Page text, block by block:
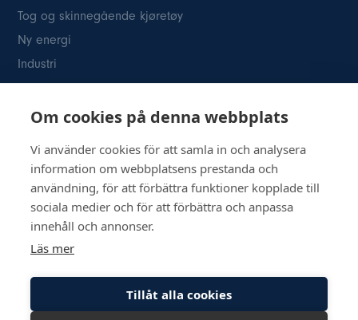
Tog og skinnegående kjøretøy
Ny energi
Industri
Kontakt oss
Österögatan 2 SE-164 40 Kista08-514 84400info@inkom.se
Org.nr: 556111-8505
© Copyright 2026 Inkom, Industrikomponenter AB
Retningslinjer for personvern
Retningslinjer for informasjonskapsler
Om cookies på denna webbplats
Vi använder cookies för att samla in och analysera
information om webbplatsens prestanda och
användning, för att förbättra funktioner kopplade till
sociala medier och för att förbättra och anpassa
innehåll och annonser.
Läs mer
Tillåt alla cookies